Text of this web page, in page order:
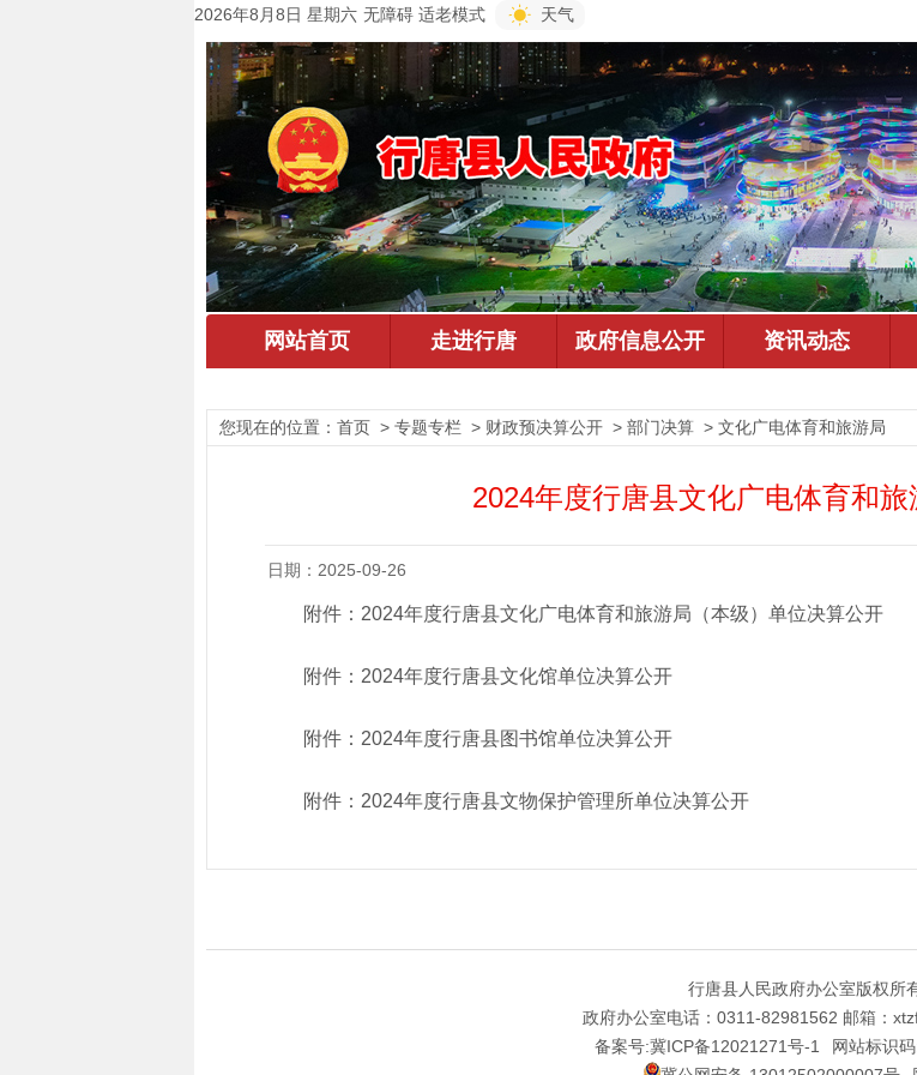
2026年8月8日 星期六 无障碍 适老模式 天气
您现在的位置： 首页 > 专题专栏 > 财政预决算公开 > 部门决算 > 文化广电体育和旅游局
2024年度行唐县文化广电体育和
日期：2025-09-26
附件： 2024年度行唐县文化广电体育和旅游局（本级）单位决算公开
附件： 2024年度行唐县文化馆单位决算公开
附件： 2024年度行唐县图书馆单位决算公开
附件： 2024年度行唐县文物保护管理所单位决算公开